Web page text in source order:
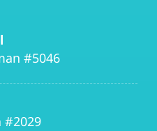
#5046
#2029